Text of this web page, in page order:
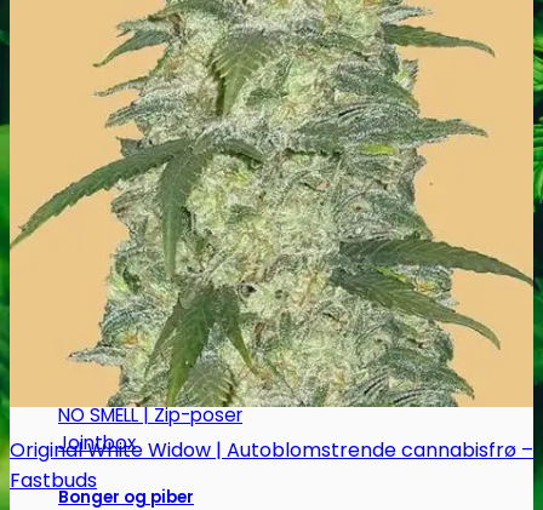
King Size Jointpapir
Slim Size Jointpapir
Cones
Filtertips
Blunt wraps
SmokersPack
Smokers Choice
Opbevaring og transport
Vacuum beholdere
Jointrør
Skulekasser / Stashbox
Zip-poser
NO SMELL | Zip-poser
Jointbox
Bonger og piber
Original White Widow | Autoblomstrende cannabisfrø –
Fastbuds